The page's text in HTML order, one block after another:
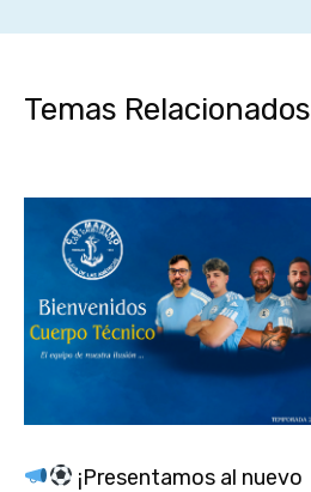
Temas Relacionados
¡Presentamos al nuevo